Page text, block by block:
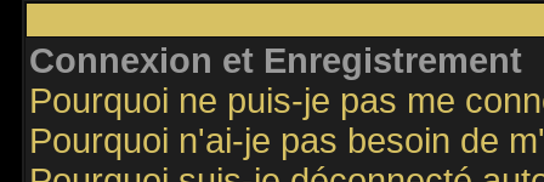
Connexion et Enregistrement
Pourquoi ne puis-je pas me
Pourquoi n'ai-je pas besoin de